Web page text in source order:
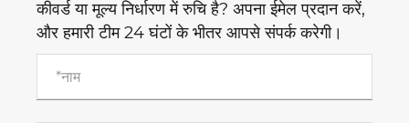
कीवर्ड या मूल्य निर्धारण में रुचि है? अपना ईमेल प्रदान करें,
और हमारी टीम 24 घंटों के भीतर आपसे संपर्क करेगी।